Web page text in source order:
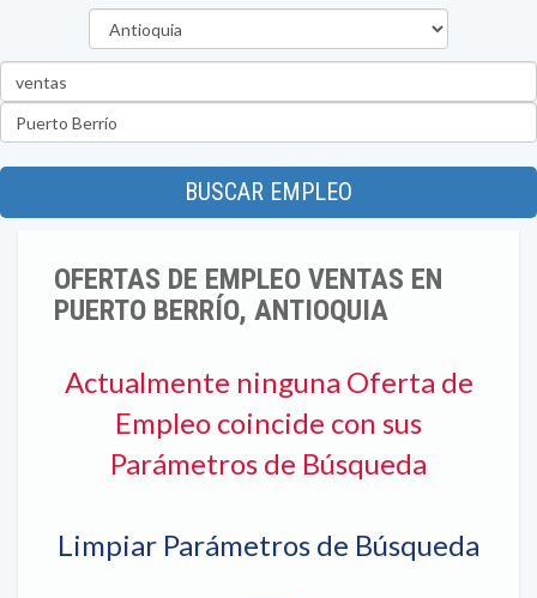
BUSCAR EMPLEO
OFERTAS DE EMPLEO VENTAS EN
PUERTO BERRÍO, ANTIOQUIA
Actualmente ninguna Oferta de
Empleo coincide con sus
Parámetros de Búsqueda
Limpiar Parámetros de Búsqueda